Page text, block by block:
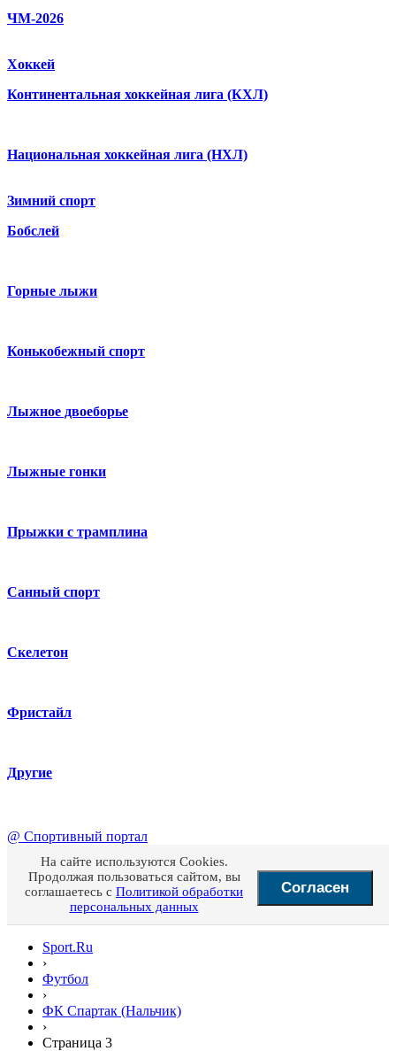
ЧМ-2026
Хоккей
Континентальная хоккейная лига (КХЛ)
Национальная хоккейная лига (НХЛ)
Зимний спорт
Бобслей
Горные лыжи
Конькобежный спорт
Лыжное двоеборье
Лыжные гонки
Прыжки с трамплина
Санный спорт
Скелетон
Фристайл
Другие
@ Спортивный портал
На сайте используются Cookies.
Продолжая пользоваться сайтом, вы
соглашаетесь с Политикой обработки
персональных данных
Согласен
Sport.Ru
›
Футбол
›
ФК Спартак (Нальчик)
›
Страница 3